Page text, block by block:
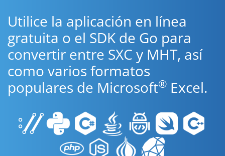
Utilice la aplicación en línea
gratuita o el SDK de Go para
convertir entre SXC y MHT, así
como varios formatos
populares de Microsoft® Excel.